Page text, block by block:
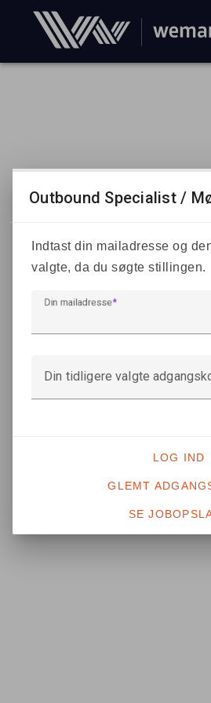
Outbound Specialist /
Indtast din mailadresse og
valgte, da du søgte stillingen.
Din mailadresse
Din tidligere valgte
SE
GLEMT
LOG IND